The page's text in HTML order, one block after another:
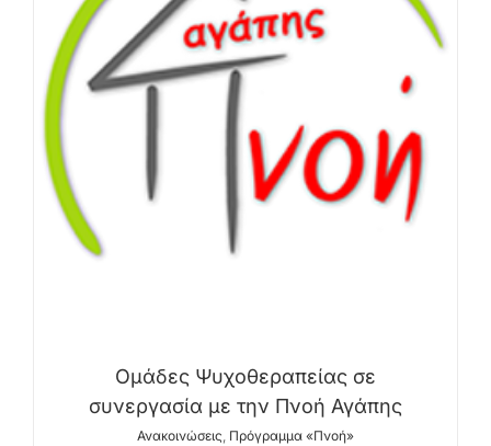
Ομάδες Ψυχοθεραπείας σε
συνεργασία με την Πνοή Αγάπης
Ανακοινώσεις, Πρόγραμμα «Πνοή»